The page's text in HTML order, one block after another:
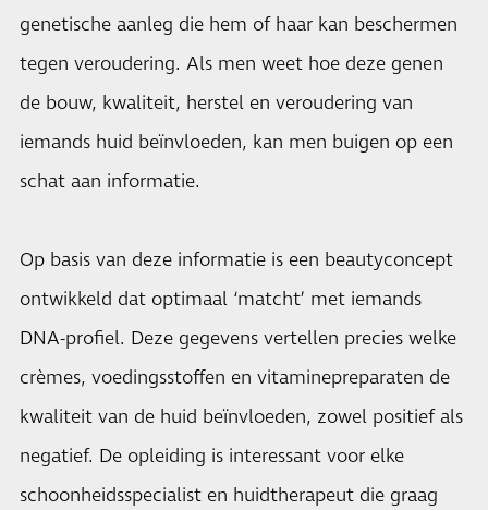
genetische aanleg die hem of haar kan beschermen
tegen veroudering. Als men weet hoe deze genen
de bouw, kwaliteit, herstel en veroudering van
iemands huid beïnvloeden, kan men buigen op een
schat aan informatie.
Op basis van deze informatie is een beautyconcept
ontwikkeld dat optimaal ‘matcht’ met iemands
DNA-profiel. Deze gegevens vertellen precies welke
crèmes, voedingsstoffen en vitaminepreparaten de
kwaliteit van de huid beïnvloeden, zowel positief als
negatief. De opleiding is interessant voor elke
schoonheidsspecialist en huidtherapeut die graag